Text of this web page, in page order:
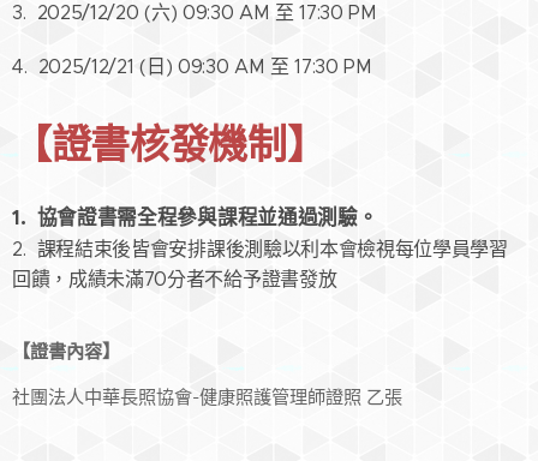
3. 2025/12/20 (六) 09:30 AM 至 17:30 PM
4. 2025/12/21 (日) 09:30 AM 至 17:30 PM
【證書核發機制】
1. 協會證書需全程參與課程並通過測驗。
2. 課程結束後皆會安排課後測驗以利本會檢視每位學員學習
回饋，成績未滿70分者不給予證書發放
【證書內容】
社團法人中華長照協會-健康照護管理師證照 乙張